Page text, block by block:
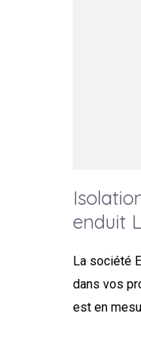
enduit
La société
dans vos
est en